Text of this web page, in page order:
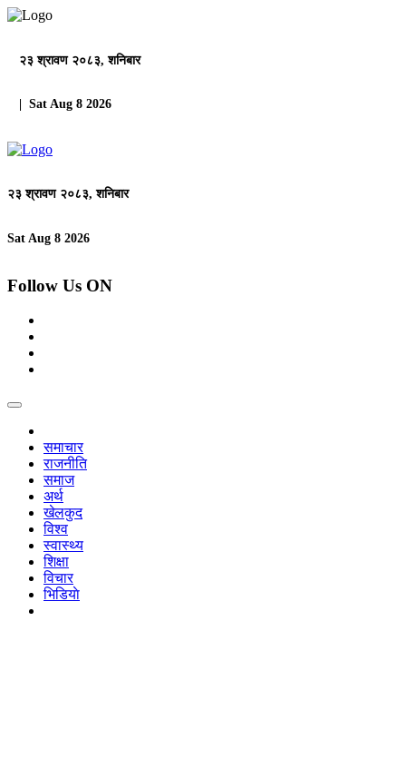
२३ श्रावण २०८३, शनिबार
| Sat Aug 8 2026
२३ श्रावण २०८३, शनिबार
Sat Aug 8 2026
Follow Us ON
समाचार
राजनीति
समाज
अर्थ
खेलकुद
विश्व
स्वास्थ्य
शिक्षा
विचार
भिडियाे